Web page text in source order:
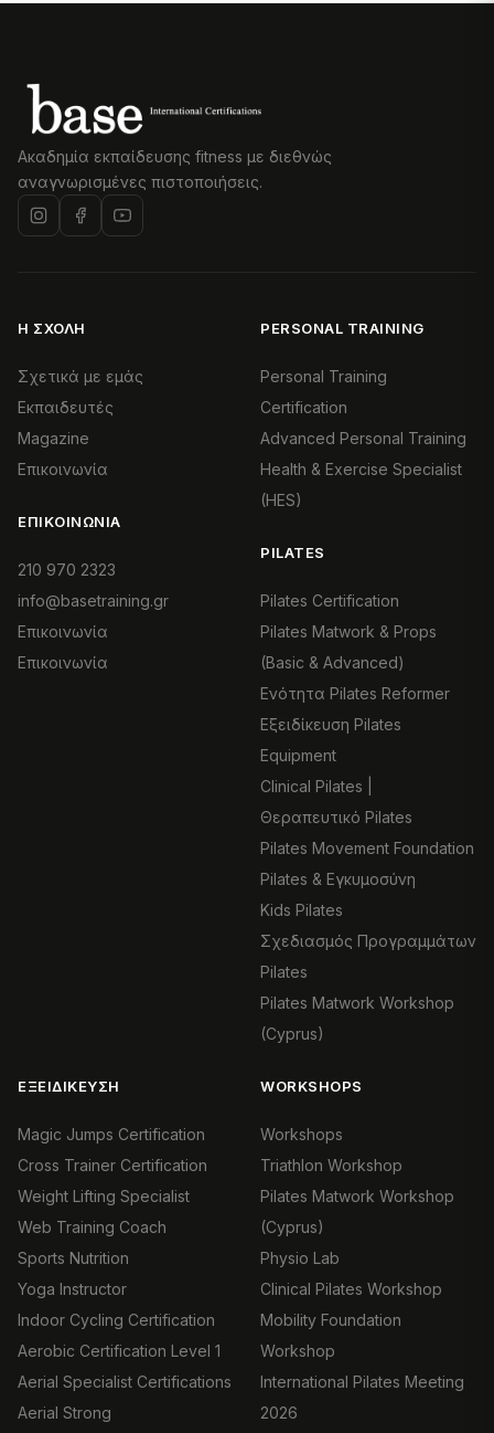
Ακαδημία εκπαίδευσης fitness με διεθνώς
αναγνωρισμένες πιστοποιήσεις.
Η ΣΧΟΛΉ
Σχετικά με εμάς
Εκπαιδευτές
Magazine
Επικοινωνία
ΕΠΙΚΟΙΝΩΝΊΑ
210 970 2323
info@basetraining.gr
Επικοινωνία
Επικοινωνία
PERSONAL TRAINING
Personal Training
Certification
Advanced Personal Training
Health & Exercise Specialist
(HES)
PILATES
Pilates Certification
Pilates Matwork & Props
(Basic & Advanced)
Ενότητα Pilates Reformer
Εξειδίκευση Pilates
Equipment
Clinical Pilates |
Θεραπευτικό Pilates
Pilates Movement Foundation
Pilates & Εγκυμοσύνη
Kids Pilates
Σχεδιασμός Προγραμμάτων
Pilates
Pilates Matwork Workshop
(Cyprus)
ΕΞΕΙΔΊΚΕΥΣΗ
Magic Jumps Certification
Cross Trainer Certification
Weight Lifting Specialist
Web Training Coach
Sports Nutrition
Yoga Instructor
Indoor Cycling Certification
Aerobic Certification Level 1
Aerial Specialist Certifications
Aerial Strong
WORKSHOPS
Workshops
Triathlon Workshop
Pilates Matwork Workshop
(Cyprus)
Physio Lab
Clinical Pilates Workshop
Mobility Foundation
Workshop
International Pilates Meeting
2026